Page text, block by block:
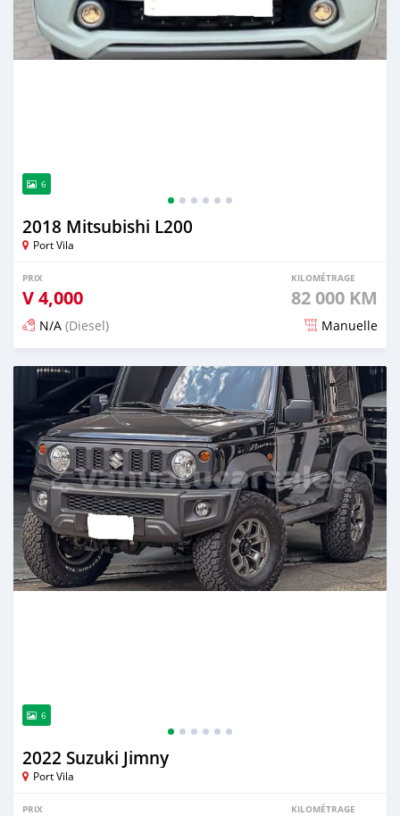
6
2018 Mitsubishi L200
Port Vila
PRIX
V4,000
KILOMÉTRAGE
82 000 KM
N/A (Diesel) Manuelle
Publié il y a 3 mois
6
2022 Suzuki Jimny
Port Vila
PRIX KILOMÉTRAGE